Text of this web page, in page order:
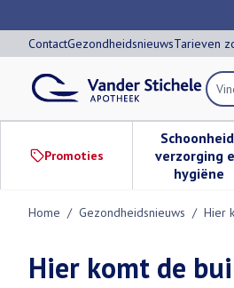
ContactGezondheidsnieuwsTarieven
Promoties
verzorging
hygiëne
Toon
Home / Gezondheidsnieuws / Hier
Hier komt de